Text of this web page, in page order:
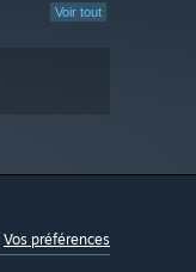
Voir tout
Vos préférences